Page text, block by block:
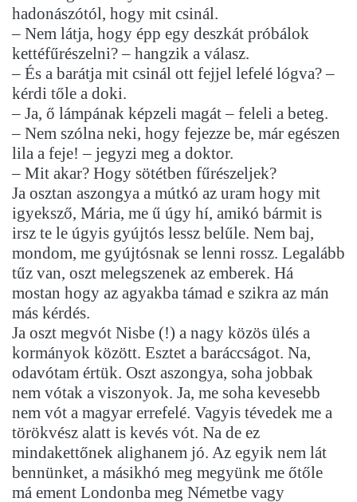
hadonászótól, hogy mit csinál.
– Nem látja, hogy épp egy deszkát próbálok
kettéfűrészelni? – hangzik a válasz.
– És a barátja mit csinál ott fejjel lefelé lógva? –
kérdi tőle a doki.
– Ja, ő lámpának képzeli magát – feleli a beteg.
– Nem szólna neki, hogy fejezze be, már egészen
lila a feje! – jegyzi meg a doktor.
– Mit akar? Hogy sötétben fűrészeljek?
Ja osztan aszongya a mútkó az uram hogy mit
igyeksző, Mária, me ű úgy hí, amikó bármit is
irsz te le úgyis gyújtós lessz belűle. Nem baj,
mondom, me gyújtósnak se lenni rossz. Legalább
tűz van, oszt melegszenek az emberek. Há
mostan hogy az agyakba támad e szikra az mán
más kérdés.
Ja oszt megvót Nisbe (!) a nagy közös ülés a
kormányok között. Esztet a baráccságot. Na,
odavótam értük. Oszt aszongya, soha jobbak
nem vótak a viszonyok. Ja, me soha kevesebb
nem vót a magyar errefelé. Vagyis tévedek me a
törökvész alatt is kevés vót. Na de ez
mindakettőnek alighanem jó. Az egyik nem lát
bennünket, a másikhó meg megyünk me őtőle
má ement Londonba meg Németbe vagy